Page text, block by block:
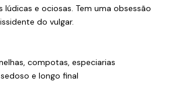
lúdicas e ociosas. Tem uma obsessão
do vulgar.
compotas, especiarias
e longo final